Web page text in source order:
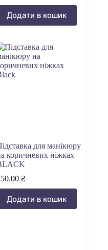
Додати в кошик
для манікюру
коричневих ніжках
₴
Додати в кошик